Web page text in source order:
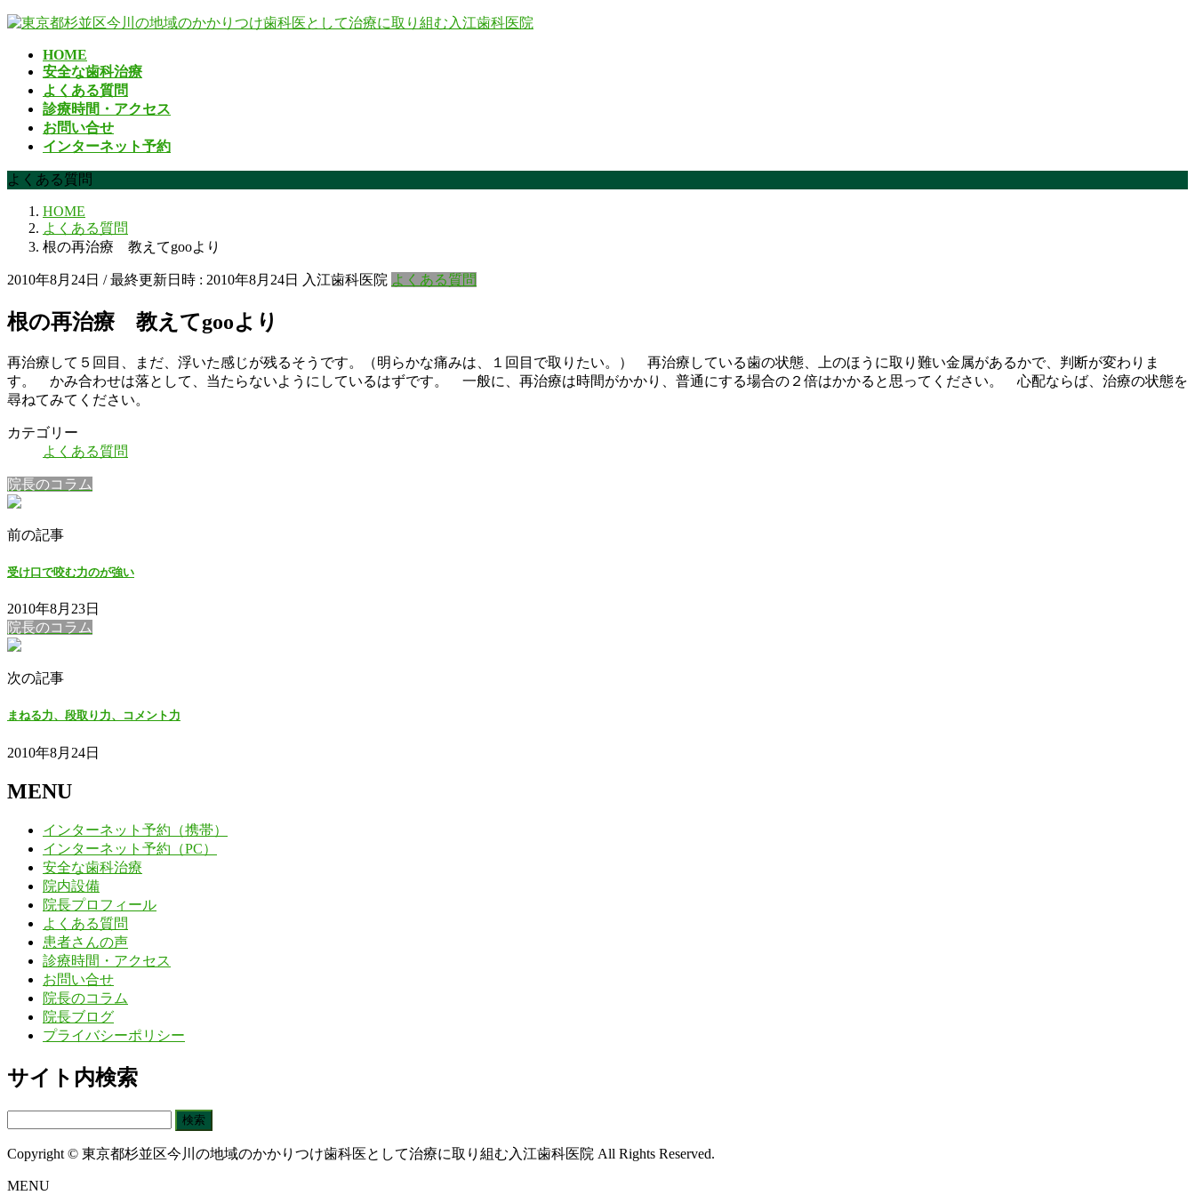
コ
ッ
プ
ナ
移
動
HOME
安全な歯科治療
よくある質問
診療時間・アクセス
お問い合せ
インターネット予約
よくある質問
HOME
よくある質問
根の再治療 教えてgooより
2010年8月24日 / 最終更新日時 : 2010年8月24日 入江歯科医院 よくある質問
根の再治療 教えてgooより
再治療して５回目、まだ、浮いた感じが残るそうです。（明らかな痛みは、１回目で取りたい。） 再治療している歯の状態、上のほうに取り難い金属があるかで、判断が変わりま
す。 かみ合わせは落として、当たらないようにしているはずです。 一般に、再治療は時間がかかり、普通にする場合の２倍はかかると思ってください。 心配ならば、治療の状態を
尋ねてみてください。
カテゴリー
よくある質問
院長のコラム
前の記事
受け口で咬む力のが強い
2010年8月23日
院長のコラム
次の記事
まねる力、段取り力、コメント力
2010年8月24日
MENU
インターネット予約（携帯）
インターネット予約（PC）
安全な歯科治療
院内設備
院長プロフィール
よくある質問
患者さんの声
診療時間・アクセス
お問い合せ
院長のコラム
院長ブログ
プライバシーポリシー
サイト内検索
Copyright © 東京都杉並区今川の地域のかかりつけ歯科医として治療に取り組む入江歯科医院 All Rights Reserved.
MENU